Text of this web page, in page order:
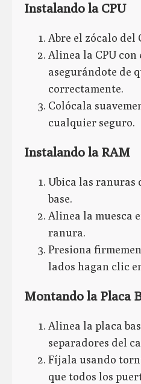
Instalando la CPU
Abre el zócalo del
Alinea la CPU con
asegurándote de
correctamente.
Colócala
cualquier seguro.
Instalando la RAM
Ubica las ranuras
base.
Alinea la muesca
ranura.
Presiona
lados hagan clic
Montando la Placa
Alinea la placa
separadores del
Fíjala usando
que todos los